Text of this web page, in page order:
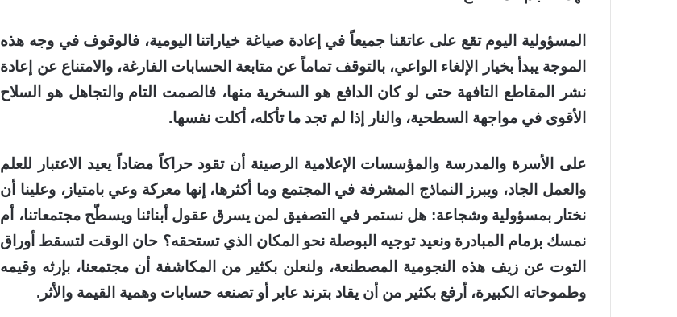
المسؤولية اليوم تقع على عاتقنا جميعاً في إعادة صياغة خياراتنا اليومية، فالوقوف في وجه هذه
الموجة يبدأ بخيار الإلغاء الواعي، بالتوقف تماماً عن متابعة الحسابات الفارغة، والامتناع عن إعادة
نشر المقاطع التافهة حتى لو كان الدافع هو السخرية منها، فالصمت التام والتجاهل هو السلاح
الأقوى في مواجهة السطحية، والنار إذا لم تجد ما تأكله، أكلت نفسها.
على الأسرة والمدرسة والمؤسسات الإعلامية الرصينة أن تقود حراكاً مضاداً يعيد الاعتبار للعلم
والعمل الجاد، ويبرز النماذج المشرفة في المجتمع وما أكثرها، إنها معركة وعي بامتياز، وعلينا أن
نختار بمسؤولية وشجاعة: هل نستمر في التصفيق لمن يسرق عقول أبنائنا ويسطّح مجتمعاتنا، أم
نمسك بزمام المبادرة ونعيد توجيه البوصلة نحو المكان الذي تستحقه؟ حان الوقت لتسقط أوراق
التوت عن زيف هذه النجومية المصطنعة، ولنعلن بكثير من المكاشفة أن مجتمعنا، بإرثه وقيمه
وطموحاته الكبيرة، أرفع بكثير من أن يقاد بترند عابر أو تصنعه حسابات وهمية القيمة والأثر.